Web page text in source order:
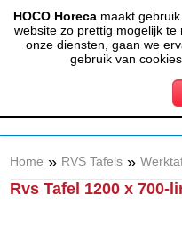
HOCO Horecamaakt gebruik
website zo prettig mogelijk
onze diensten, gaan we
gebruik van cookies.
(020) 497 6325
MIJN ACCOUNT
Home » RVS Tafels »
Rvs Tafel 1200 x 700-